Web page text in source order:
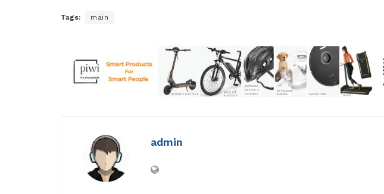
Tags: main
admin